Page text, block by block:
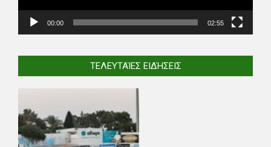
00:00 02:55
ΤΕΛΕΥΤΑΊΕΣ ΕΙΔΉΣΕΙΣ